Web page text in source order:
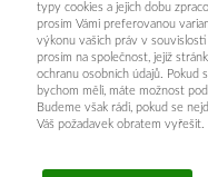
typy cookies a jejich dobu
prosím Vámi preferovanou
výkonu vašich práv v
prosím na společnost, jejíž
ochranu osobních údajů. Pokud
bychom měli, máte možnost
Budeme však rádi, pokud se
Váš požadavek obratem vyřešit.